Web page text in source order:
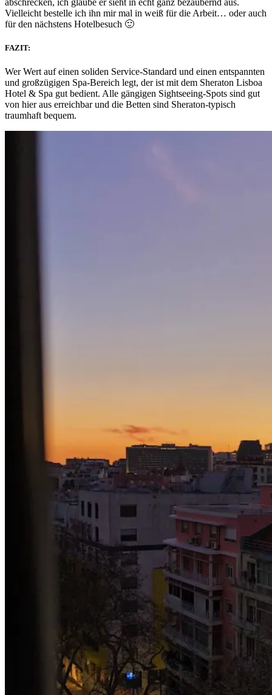
abschrecken, ich glaube er sieht in echt ganz bezaubernd aus.
Vielleicht bestelle ich ihn mir mal in weiß für die Arbeit… oder auch
für den nächstens Hotelbesuch 🙂
FAZIT:
Wer Wert auf einen soliden Service-Standard und einen entspannten
und großzügigen Spa-Bereich legt, der ist mit dem Sheraton Lisboa
Hotel & Spa gut bedient. Alle gängigen Sightseeing-Spots sind gut
von hier aus erreichbar und die Betten sind Sheraton-typisch
traumhaft bequem.